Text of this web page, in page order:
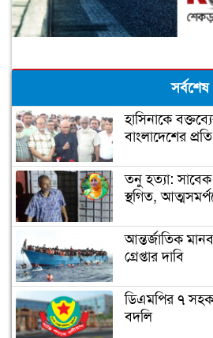
সর্বশেষ
হাসিনাকে
বাংলাদেশের
তনু হত্যা:
স্থগিত,
আন্তর্জাতিক
গ্রেপ্তার দাবি
ডিএমপির ৭
বদলি